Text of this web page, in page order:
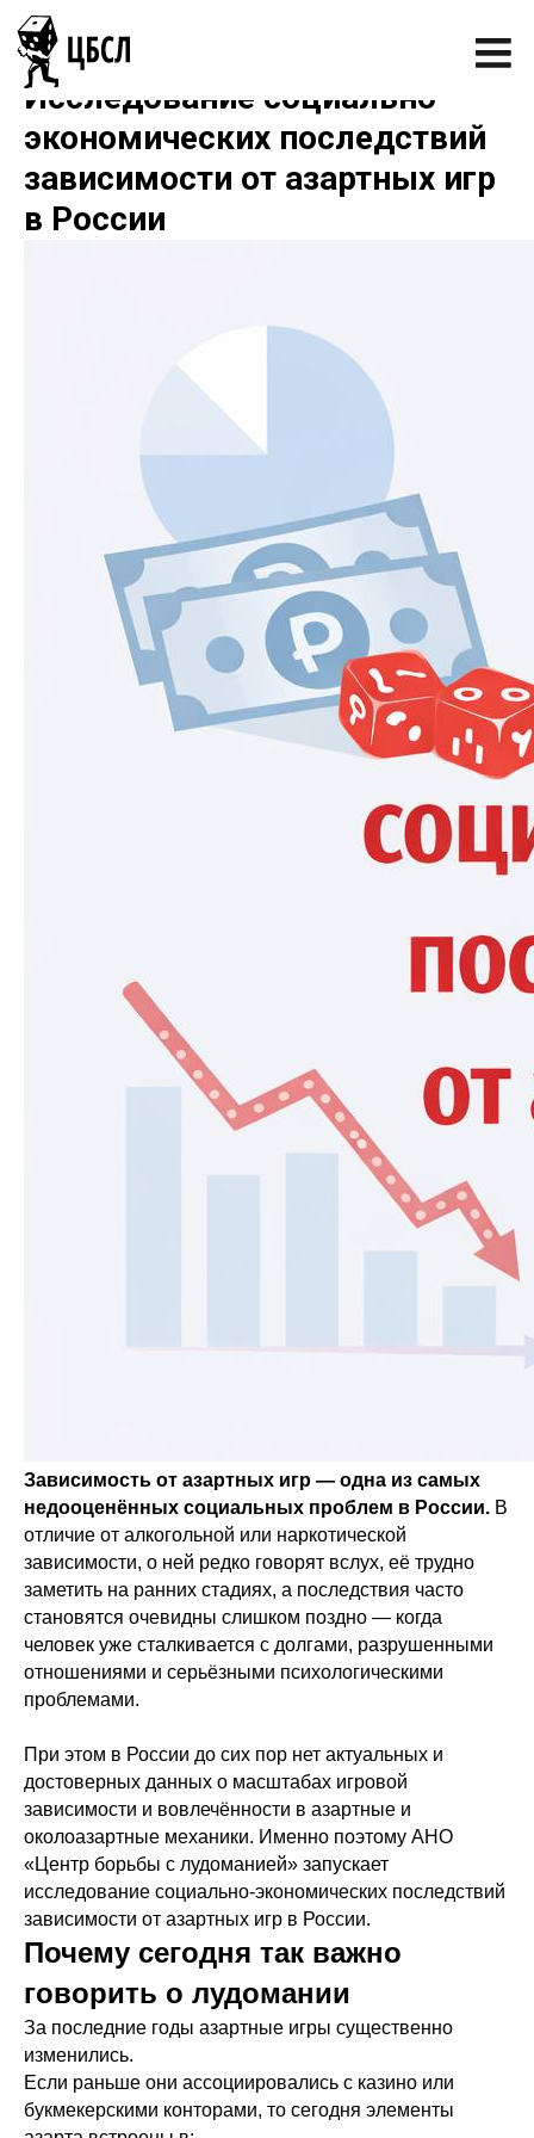
Исследование социально-
экономических последствий
зависимости от азартных игр
в России
Зависимость от азартных игр — одна из самых
недооценённых социальных проблем в России. В
отличие от алкогольной или наркотической
зависимости, о ней редко говорят вслух, её трудно
заметить на ранних стадиях, а последствия часто
становятся очевидны слишком поздно — когда
человек уже сталкивается с долгами, разрушенными
отношениями и серьёзными психологическими
проблемами.
При этом в России до сих пор нет актуальных и
достоверных данных о масштабах игровой
зависимости и вовлечённости в азартные и
околoазартные механики. Именно поэтому АНО
«Центр борьбы с лудоманией» запускает
исследование социально-экономических последствий
зависимости от азартных игр в России.
Почему сегодня так важно
говорить о лудомании
За последние годы азартные игры существенно
изменились.
Если раньше они ассоциировались с казино или
букмекерскими конторами, то сегодня элементы